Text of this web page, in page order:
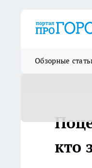
Обзорные
кто